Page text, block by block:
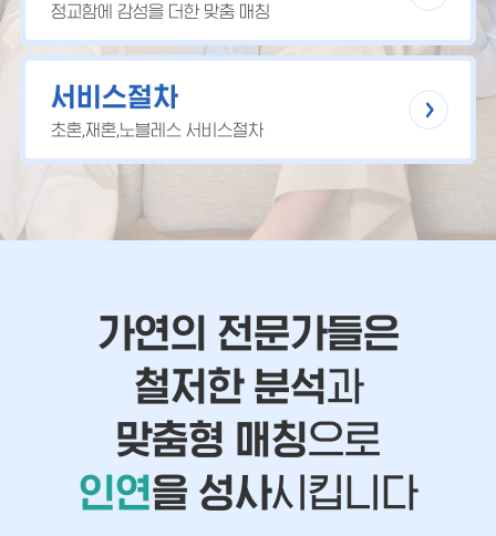
정교함에 감성을 더한 맞춤 매칭
서비스절차
초혼,재혼,노블레스 서비스절차
가연의 전문가들은
철저한 분석과
맞춤형 매칭으로
인연을 성사시킵니다